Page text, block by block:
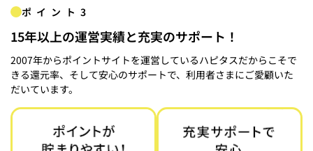
ポイント3
15年以上の運営実績と充実のサポート！
2007年からポイントサイトを運営しているハピタスだからこそで
きる還元率、そして安心のサポートで、利用者さまにご愛顧いた
だいています。